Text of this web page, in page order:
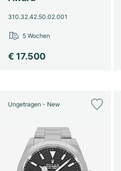
310.32.42.50.02.001
€ 17.500
5 Wochen
Ungetragen - New